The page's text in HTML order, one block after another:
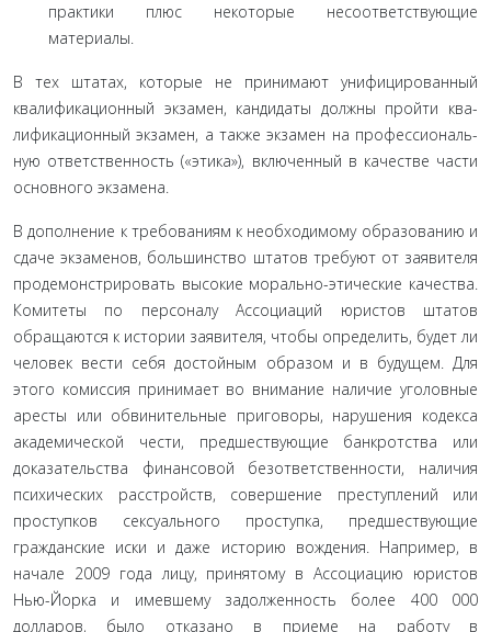
практики плюс некоторые несоответствующие
материалы.
В тех штатах, которые не принимают унифицированный
квалификационный экзамен, кандидаты должны пройти ква­
лификационный экзамен, а также экзамен на профессиональ­
ную ответственность («этика»), включенный в качестве части
основного экзамена.
В дополнение к требованиям к необходимому образова­нию и
сдаче экзаменов, большинство штатов требуют от зая­вителя
продемонстрировать высокие морально-этические ка­чества.
Комитеты по персоналу Ассоциаций юристов штатов
обращаются к истории заявителя, чтобы определить, будет ли
человек вести себя достойным образом и в будущем. Для
этого комиссия принимает во внимание наличие уголовные
аресты или обвинительные приговоры, нарушения кодекса
академи­ческой чести, предшествующие банкротства или
доказатель­ства финансовой безответственности, наличия
психических расстройств, совершение преступлений или
проступков сексуального проступка, предшествующие
гражданские иски и даже историю вождения. Например, в
начале 2009 года лицу, принятому в Ассоциацию юристов
Нью-Йорка и имевшему задолженность более 400 000
долларов, было отказано в при­еме на работу в